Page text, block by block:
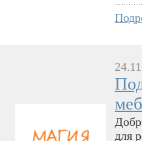
для